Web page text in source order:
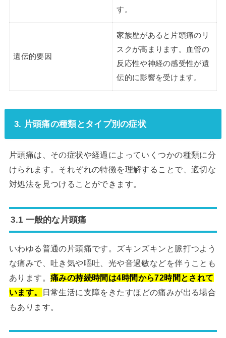
す。
遺伝的要因
家族歴があると片頭痛のリ
スクが高まります。血管の
反応性や神経の感受性が遺
伝的に影響を受けます。
3. 片頭痛の種類とタイプ別の症状
片頭痛は、その症状や経過によっていくつかの種類に分
けられます。それぞれの特徴を理解することで、適切な
対処法を見つけることができます。
3.1 一般的な片頭痛
いわゆる普通の片頭痛です。ズキンズキンと脈打つよう
な痛みで、吐き気や嘔吐、光や音過敏などを伴うことも
あります。 痛みの持続時間は4時間から72時間とされて
います。
日常生活に支障をきたすほどの痛みが出る場合
もあります。